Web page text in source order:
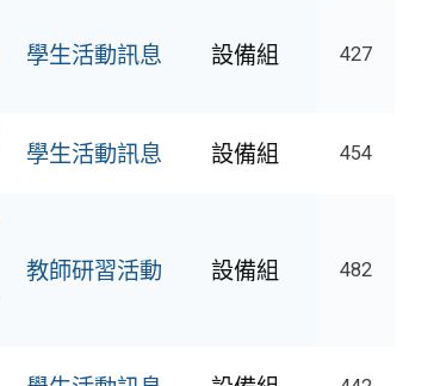
學生活動訊息 設備組 427
學生活動訊息 設備組 454
教師研習活動 設備組 482